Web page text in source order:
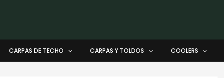
CARPAS DE TECHO CARPAS Y TOLDOS COOLERS